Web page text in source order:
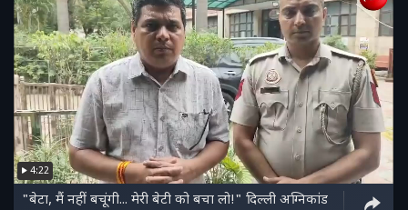
4:22
"बेटा, मैं नहीं बचूंगी... मेरी बेटी को बचा लो!" दिल्ली अग्निकांड